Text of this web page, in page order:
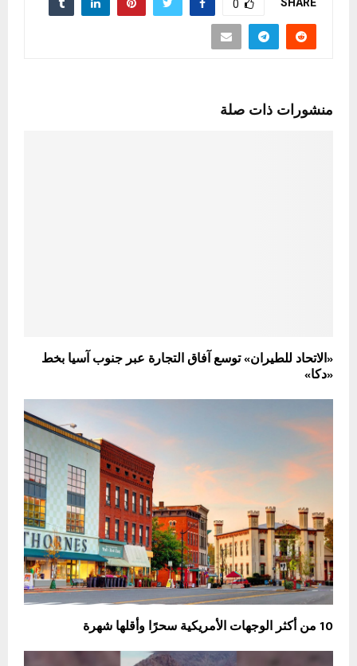
0
منشورات ذات صلة
«الاتحاد للطيران» توسع آفاق التجارة عبر جنوب آسيا بخط
«دكا»
10 من أكثر الوجهات الأمريكية سحرًا وأقلها شهرة